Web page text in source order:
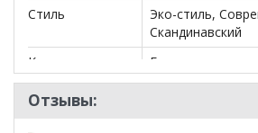
Стиль
Эко-стиль,
Скандинавский
Комната
Гостиная
Пол
Отзывы: